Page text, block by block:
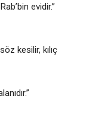
evidir.”
kesilir, kılıç